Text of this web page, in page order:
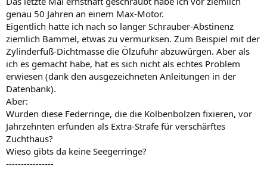
genau 50 Jahren an einem Max-Motor.
Eigentlich hatte ich nach so langer Schrauber-Abstinenz
ziemlich Bammel, etwas zu vermurksen. Zum Beispiel mit der
Zylinderfuß-Dichtmasse die Ölzufuhr abzuwürgen. Aber als
ich es gemacht habe, hat es sich nicht als echtes Problem
erwiesen (dank den ausgezeichneten Anleitungen in der
Datenbank).
Aber:
Wurden diese Federringe, die die Kolbenbolzen fixieren, vor
Jahrzehnten erfunden als Extra-Strafe für verschärftes
Zuchthaus?
Wieso gibts da keine Seegerringe?
----------------